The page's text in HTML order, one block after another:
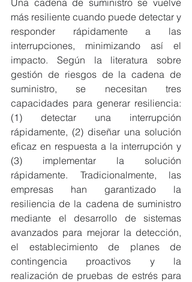
más resiliente cuando puede detectar y
responder rápidamente a las
interrupciones, minimizando así el
impacto. Según la literatura sobre
gestión de riesgos de la cadena de
suministro, se necesitan tres
capacidades para generar resiliencia:
(1) detectar una interrupción
rápidamente, (2) diseñar una solución
eficaz en respuesta a la interrupción y
(3) implementar la solución
rápidamente. Tradicionalmente, las
empresas han garantizado la
resiliencia de la cadena de suministro
mediante el desarrollo de sistemas
avanzados para mejorar la detección,
el establecimiento de planes de
contingencia proactivos y la
realización de pruebas de estrés para